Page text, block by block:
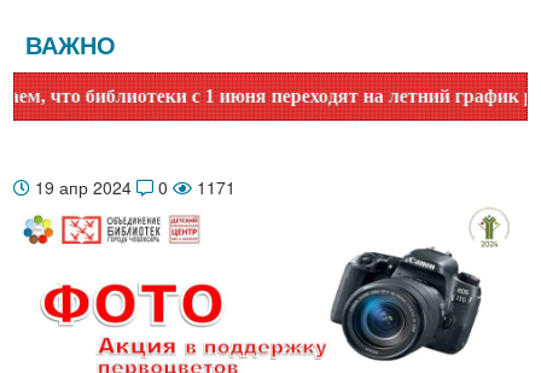
ВАЖНО
библиотеки с 1 июня переходят на летний график
19 апр 2024 0 1171